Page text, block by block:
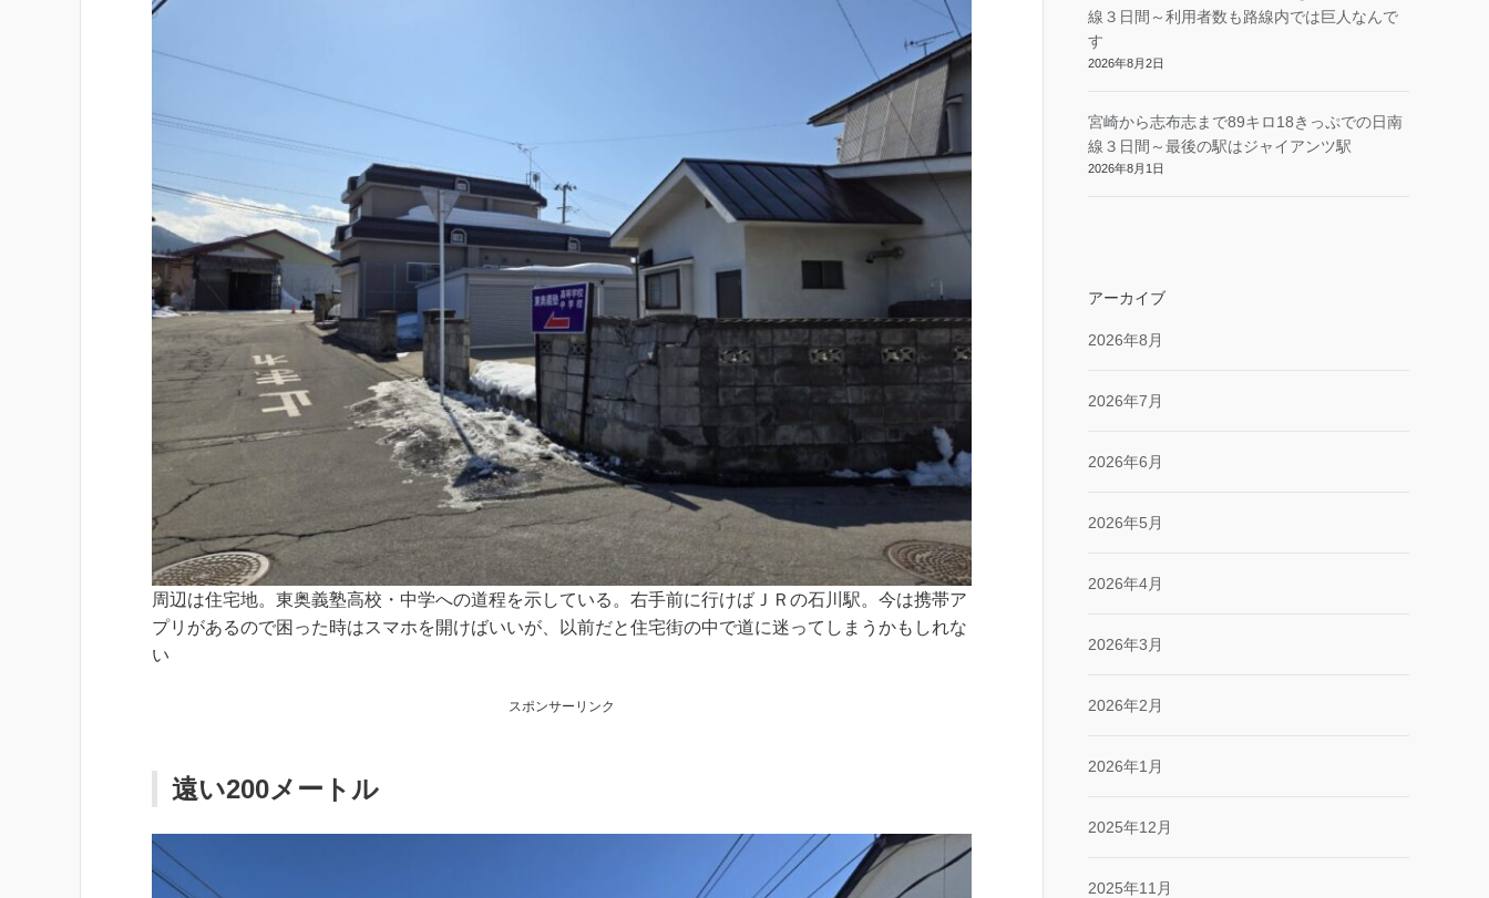
周辺は住宅地。東奥義塾高校・中学への道程を示している。右手前に行けばＪＲの石川駅。今は携帯ア
プリがあるので困った時はスマホを開けばいいが、以前だと住宅街の中で道に迷ってしまうかもしれな
い
スポンサーリンク
遠い200メートル
線３日間～利用者数も路線内では巨人なんで
す
2026年8月2日
宮崎から志布志まで89キロ18きっぷでの日南
線３日間～最後の駅はジャイアンツ駅
2026年8月1日
アーカイブ
2026年8月
2026年7月
2026年6月
2026年5月
2026年4月
2026年3月
2026年2月
2026年1月
2025年12月
2025年11月